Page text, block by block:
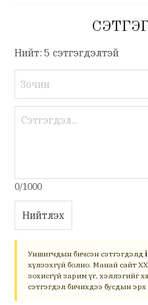
Нийт: 5 сэтгэгдэлтэй
0/1000
Нийтлэх
Уншигчдын бичсэн сэтгэгдэлд
хүлээхгүй болно. Манай сайт
зохисгүй зарим үг, хэллэгийг
сэтгэгдэл бичихдээ бусдын